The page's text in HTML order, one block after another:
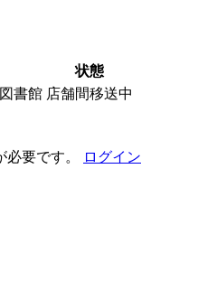
状態
書館 店舗間移送中
要です。 ログイン